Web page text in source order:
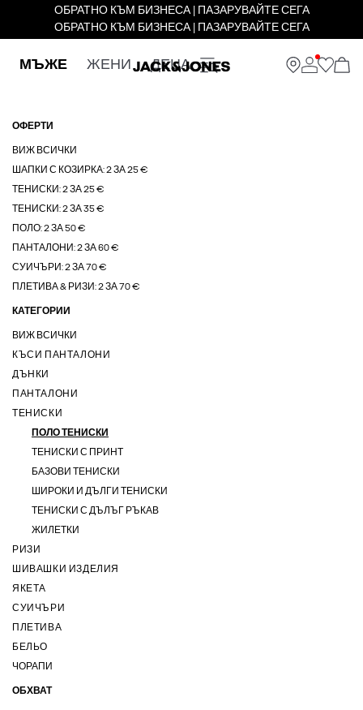
ОБРАТНО КЪМ БИЗНЕСА | ПАЗАРУВАЙТЕ СЕГА
ОБРАТНО КЪМ БИЗНЕСА | ПАЗАРУВАЙТЕ СЕГА
МЪЖЕ ЖЕНИ ДЕЦА
ОФЕРТИ
ВИЖ ВСИЧКИ
ШАПКИ С КОЗИРКА: 2 ЗА 25 €
ТЕНИСКИ: 2 ЗА 25 €
ТЕНИСКИ: 2 ЗА 35 €
ПОЛО: 2 ЗА 50 €
ПАНТАЛОНИ: 2 ЗА 60 €
СУИЧЪРИ: 2 ЗА 70 €
ПЛЕТИВА & РИЗИ: 2 ЗА 70 €
КАТЕГОРИИ
ВИЖ ВСИЧКИ
КЪСИ ПАНТАЛОНИ
ДЪНКИ
ПАНТАЛОНИ
ТЕНИСКИ
ПОЛО ТЕНИСКИ
ТЕНИСКИ С ПРИНТ
БАЗОВИ ТЕНИСКИ
ШИРОКИ И ДЪЛГИ ТЕНИСКИ
ТЕНИСКИ С ДЪЛЪГ РЪКАВ
ЖИЛЕТКИ
РИЗИ
ШИВАШКИ ИЗДЕЛИЯ
ЯКЕТА
СУИЧЪРИ
ПЛЕТИВА
БЕЛЬО
ЧОРАПИ
ОБХВАТ